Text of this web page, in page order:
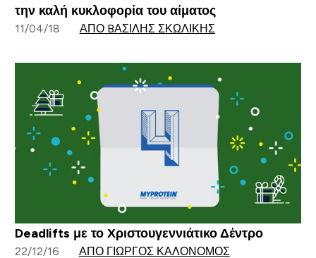
την καλή κυκλοφορία του αίματος
11/04/18 ΑΠΌ BΑΣΊΛΗΣ ΣΚΩΛΊΚΗΣ
Deadlifts με το Χριστουγεννιάτικο Δέντρο
22/12/16 ΑΠΌ ΓΙΏΡΓΟΣ ΚΑΛΟΝΌΜΟΣ